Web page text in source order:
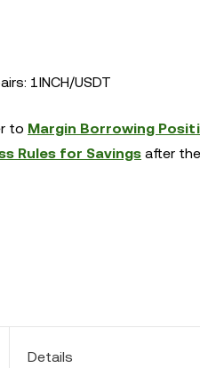
1INCH/USDT
to Margin Borrowing
Rules for Savings after
Details